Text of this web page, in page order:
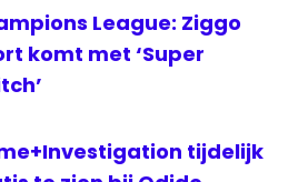
League: Ziggo
komt met ‘Super
tijdelijk